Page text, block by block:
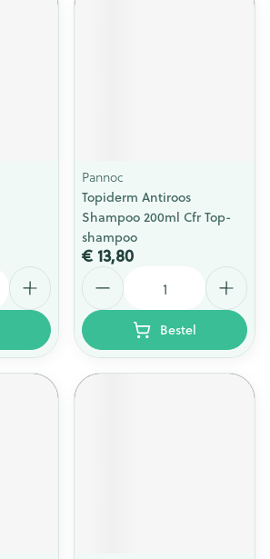
Pannoc
Topiderm Antiroos
Shampoo 200ml Cfr Top-
shampoo
€ 13,80
Aantal
Bestel